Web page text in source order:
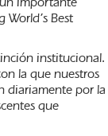
Best
institucional.
la que nuestros
diariamente por la
que